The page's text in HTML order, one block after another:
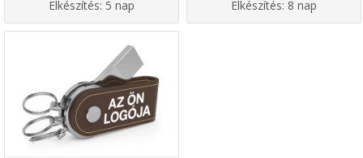
Elkészítés: 5 nap Elkészítés: 8 nap